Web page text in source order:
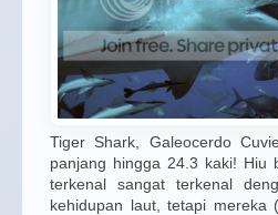
Tiger Shark, Galeocerdo
panjang hingga 24.3 kaki! Hiu
terkenal sangat terkenal
kehidupan laut, tetapi mereka